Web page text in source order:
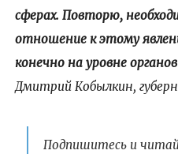
сферах. Повторю,
отношение к этому
конечно на уровне
Дмитрий Кобылкин,
Подпишитесь и